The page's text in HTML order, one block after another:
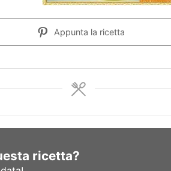
Appunta la ricetta
ricetta?